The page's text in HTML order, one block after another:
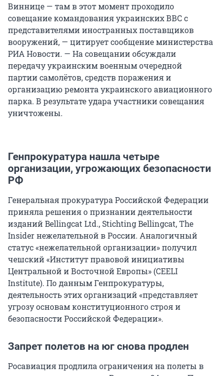
Виннице — там в этот момент проходило
совещание командования украинских ВВС с
представителями иностранных поставщиков
вооружений, — цитирует сообщение министерства
РИА Новости. — На совещании обсуждали
передачу украинским военным очередной
партии самолётов, средств поражения и
организацию ремонта украинского авиационного
парка. В результате удара участники совещания
уничтожены.
Генпрокуратура нашла четыре
организации, угрожающих безопасности
РФ
Генеральная прокуратура Российской Федерации
приняла решения о признании деятельности
изданий Bellingcat Ltd., Stichting Bellingcat, The
Insider нежелательной в России. Аналогичный
статус «нежелательной организации» получил
чешский «Институт правовой инициативы
Центральной и Восточной Европы» (CEELI
Institute). По данным Генпрокуратуры,
деятельность этих организаций «представляет
угрозу основам конституционного строя и
безопасности Российской Федерации».
Запрет полетов на юг снова продлен
Росавиация продлила ограничения на полеты в